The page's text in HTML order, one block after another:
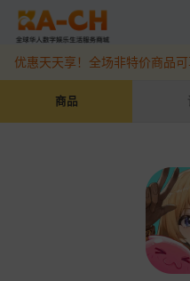
仙境传说：新
抖音盛夏宠粉季来袭！抖钻充
优惠天天享！全场非特价商品可
商品